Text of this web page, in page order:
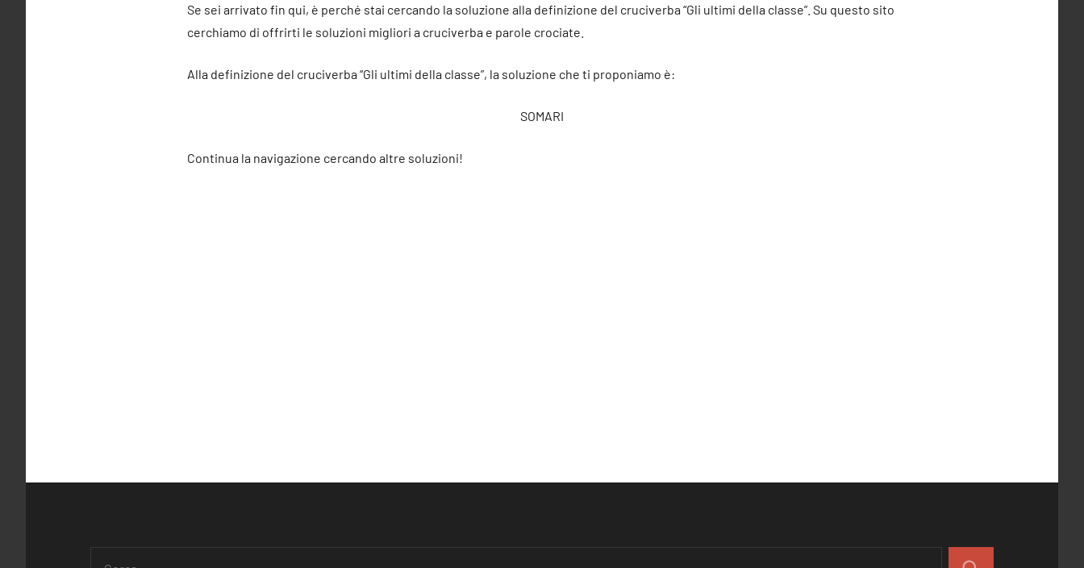
Se sei arrivato fin qui, è perché stai cercando la soluzione alla definizione del cruciverba “Gli ultimi della classe”. Su questo sito
cerchiamo di offrirti le soluzioni migliori a cruciverba e parole crociate.
Alla definizione del cruciverba “Gli ultimi della classe”, la soluzione che ti proponiamo è:
SOMARI
Continua la navigazione cercando altre soluzioni!